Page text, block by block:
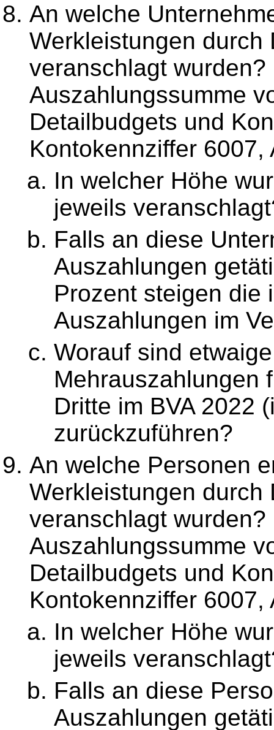
An welche
Werkleistungen durch
veranschlagt
Auszahlungssumme
Detailbudgets und
Kontokennziffer
In welcher Höhe
jeweils
Falls an diese
Auszahlungen
Prozent steigen die
Auszahlungen im
Worauf sind
Mehrauszahlungen
Dritte im BVA 2022
zurückzuführen?
An welche Personen
Werkleistungen durch
veranschlagt
Auszahlungssumme
Detailbudgets und
Kontokennziffer
In welcher Höhe
jeweils
Falls an diese
Auszahlungen